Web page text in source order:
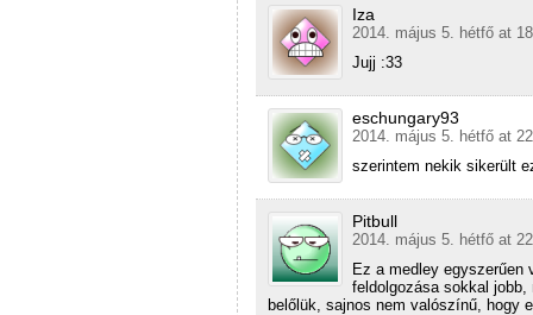
Iza
2014. május 5. hétfő at
Jujj :33
eschungary93
2014. május 5. hétfő at
szerintem nekik sikerült
Pitbull
2014. május 5. hétfő at
Ez a medley egyszerűen
feldolgozása sokkal
belőlük, sajnos nem valószínű, hogy